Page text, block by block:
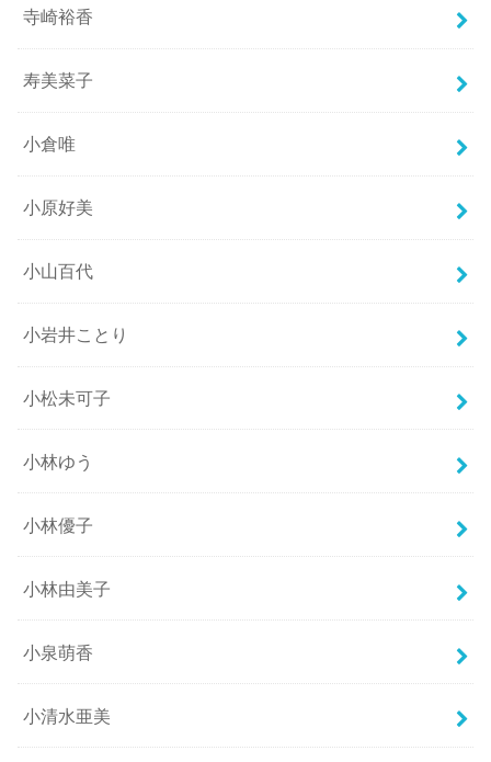
寺崎裕香
寿美菜子
小倉唯
小原好美
小山百代
小岩井ことり
小松未可子
小林ゆう
小林優子
小林由美子
小泉萌香
小清水亜美